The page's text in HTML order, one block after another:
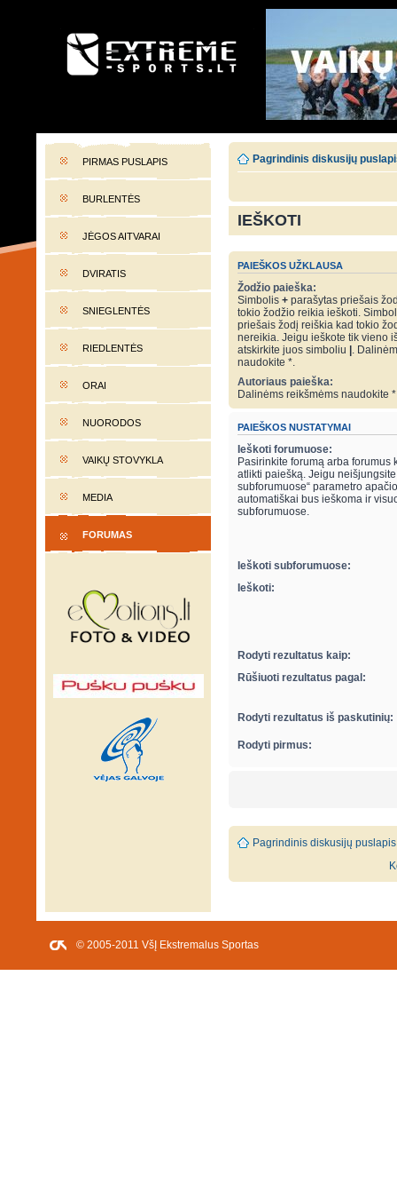
EXTREME-SPORTS.LT
PIRMAS PUSLAPIS
BURLENTĖS
JĖGOS AITVARAI
DVIRATIS
SNIEGLENTĖS
RIEDLENTĖS
ORAI
NUORODOS
VAIKŲ STOVYKLA
MEDIA
FORUMAS
Pagrindinis diskusijų
IEŠKOTI
PAIEŠKOS UŽKLAUSA
Žodžio paieška:
Simbolis + parašytas priešais
tokio žodžio reikia ieškoti.
priešais žodį reiškia kad tokio
nereikia. Jeigu ieškote tik vieno
atskirkite juos simboliu .
naudokite *.
Autoriaus paieška:
Dalinėms reikšmėms naudokite
PAIEŠKOS NUSTATYMAI
Ieškoti forumuose:
Pasirinkite forumą arba forumus
atlikti paiešką. Jeigu neišjungsite
subforumuose“ parametro
automatiškai bus ieškoma ir
subforumuose.
Ieškoti subforumuose:
Ieškoti:
Rodyti rezultatus kaip:
Rūšiuoti rezultatus pagal:
Rodyti rezultatus iš paskutinių:
Rodyti pirmus:
Pagrindinis diskusijų puslapis
© 2005-2011 VšĮ Ekstremalus Sportas